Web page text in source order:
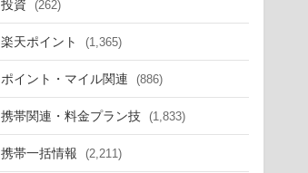
投資 (262)
楽天ポイント (1,365)
ポイント・マイル関連 (886)
携帯関連・料金プラン技 (1,833)
携帯一括情報 (2,211)